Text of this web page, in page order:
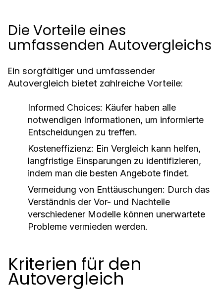
Die Vorteile eines
umfassenden Autovergleichs
Ein sorgfältiger und umfassender
Autovergleich bietet zahlreiche Vorteile:
Informed Choices: Käufer haben alle
notwendigen Informationen, um informierte
Entscheidungen zu treffen.
Kosteneffizienz: Ein Vergleich kann helfen,
langfristige Einsparungen zu identifizieren,
indem man die besten Angebote findet.
Vermeidung von Enttäuschungen: Durch das
Verständnis der Vor- und Nachteile
verschiedener Modelle können unerwartete
Probleme vermieden werden.
Kriterien für den
Autovergleich